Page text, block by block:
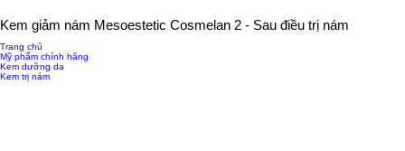
Kem giảm nám Mesoestetic Cosmelan 2 - Sau điều trị nám
Trang chủ
Mỹ phẩm chính hãng
Kem dưỡng da
Kem trị nám